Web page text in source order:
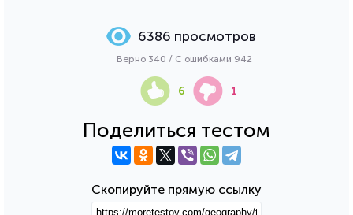
Поделиться тестом
Скопируйте прямую ссылку
6386 просмотров
Верно 340 / С ошибками 942
6 1